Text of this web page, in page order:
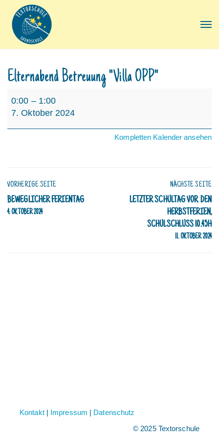
Elternabend Betreuung "Villa OPP"
Betreuung
"Villa
OPP"
0:00 – 1:00
7. Oktober 2024
Kompletten Kalender ansehen
VORHERIGE SEITE
BEWEGLICHER FERIENTAG
4. OKTOBER 2024
NÄCHSTE SEITE
LETZTER SCHULTAG VOR DEN
HERBSTFERIEN,
SCHULSCHLUSS 10.45H
11. OKTOBER 2024
Kontakt| Impressum | Datenschutz
© 2025 Textorschule